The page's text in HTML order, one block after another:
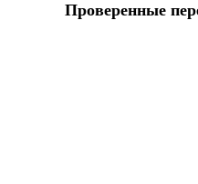
Проверенные